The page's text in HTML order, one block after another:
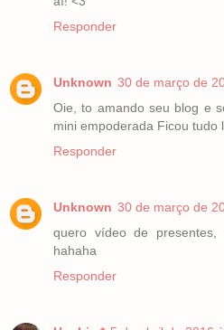
Responder
Unknown 30 de março de
Oie, to amando seu blog e
mini empoderada Ficou tudo
Responder
Unknown 30 de março de
quero vídeo de
hahaha
Responder